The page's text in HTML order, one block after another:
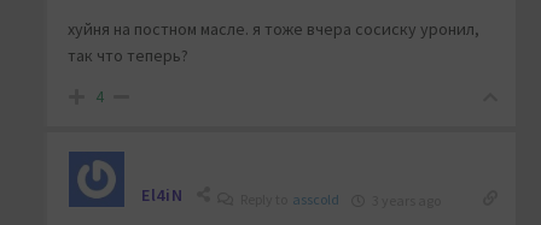
хуйня на постном масле. я тоже вчера сосиску уронил,
так что теперь?
4
El4iN asscold